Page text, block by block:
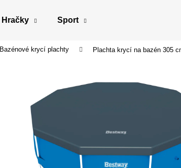
Hračky Sport
Bazénové krycí plachty Plachta krycí na bazén 305
Co potřebujete najít?